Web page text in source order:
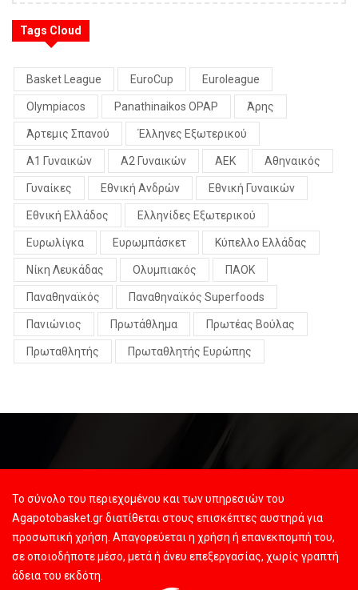
Tags Cloud
Basket League EuroCup Euroleague
Olympiacos Panathinaikos OPAP Άρης
Άρτεμις Σπανού Έλληνες Εξωτερικού
Α1 Γυναικών Α2 Γυναικών ΑΕΚ Αθηναικός
Γυναίκες Εθνική Ανδρών Εθνική Γυναικών
Εθνική Ελλάδος Ελληνίδες Εξωτερικού
Ευρωλίγκα Ευρωμπάσκετ Κύπελλο Ελλάδας
Νίκη Λευκάδας Ολυμπιακός ΠΑΟΚ
Παναθηναϊκός Παναθηναϊκός Superfoods
Πανιώνιος Πρωτάθλημα Πρωτέας Βούλας
Πρωταθλητής Πρωταθλητής Ευρώπης
Το σύνολο του περιεχομένου και των υπηρεσιών του
Agapotobasket.gr διατίθεται στους επισκέπτες αυστηρά για
προσωπική χρήση. Απαγορεύεται η χρήση ή επανεκπομπή του,
σε οποιοδήποτε μέσο, μετά ή άνευ επεξεργασίας, χωρίς γραπτή
άδεια του εκδότη.